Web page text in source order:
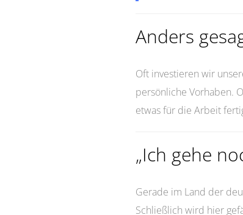
Anders
Oft investieren wir
persönliche Vorhaben.
etwas für die Arbeit
„Ich gehe
Gerade im Land der
Schließlich wird hier